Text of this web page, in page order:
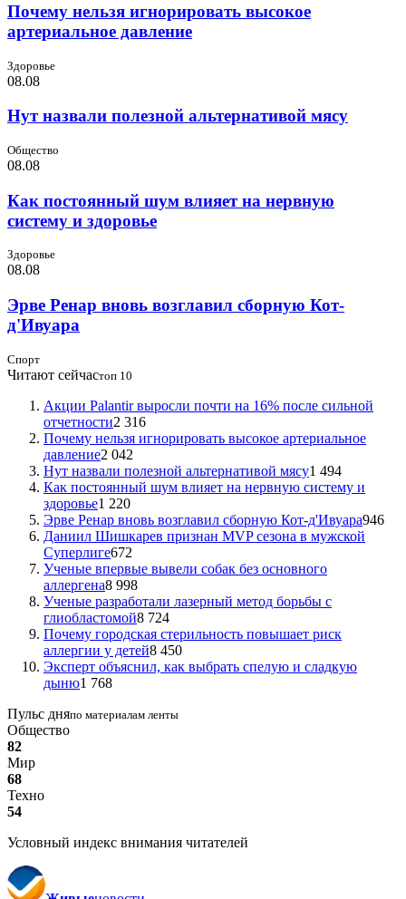
Почему нельзя игнорировать высокое
артериальное давление
Здоровье
08.08
Нут назвали полезной альтернативой мясу
Общество
08.08
Как постоянный шум влияет на нервную
систему и здоровье
Здоровье
08.08
Эрве Ренар вновь возглавил сборную Кот-
д'Ивуара
Спорт
Читают сейчастоп 10
Акции Palantir выросли почти на 16% после сильной
отчетности2 316
Почему нельзя игнорировать высокое артериальное
давление2 042
Нут назвали полезной альтернативой мясу1 494
Как постоянный шум влияет на нервную систему и
здоровье1 220
Эрве Ренар вновь возглавил сборную Кот-д'Ивуара946
Даниил Шишкарев признан MVP сезона в мужской
Суперлиге672
Ученые впервые вывели собак без основного
аллергена8 998
Ученые разработали лазерный метод борьбы с
глиобластомой8 724
Почему городская стерильность повышает риск
аллергии у детей8 450
Эксперт объяснил, как выбрать спелую и сладкую
дыню1 768
Пульс дняпо материалам ленты
Общество
82
Мир
68
Техно
54
Условный индекс внимания читателей